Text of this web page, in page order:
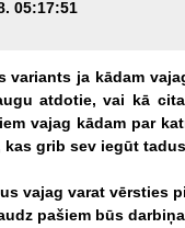
05:17:51
variants ja kādam
atdotie, vai kā
vajag kādam par
kas grib sev iegūt tadus
vajag varat vērsties
pašiem būs darbiņa